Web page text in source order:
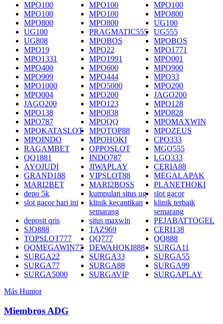
MPO100 MPO100
MPO100
MPO100
MPO100
MPO800
MPO800
MPO800
UG100
UG100
PRAGMATIC555
UG555
UG808
MPOBOS
MPOBOS
MPO19
MPO22
MPO1771
MPO1331
MPO1991
MPO001
MPO400
MPO600
MPO900
MPO909
MPO444
MPO33
MPO1000
MPO5000
MPO200
MPO004
MPO200
JAGO200
JAGO200
MPO123
MPO128
MPO138
MPO838
MPO828
MPO787
MPOQQ
MPOMAXWIN
MPOKATASLOT
MPOTOP88
MPOZEUS
MPOINDO
MPOHOKI
CPO333
RAGAMBET
OPPOSLOT
MGO555
QQ1881
INDO787
LGO333
AYOJUDI
JIWAPLAY
CERIA88
GRAND188
VIPSLOT88
MEGALAPAK
MARI2BET
MARI2BOSS
PLANETHOKI
depo 5k
kumpulan situs ug
slot gacor
slot gacor hari ini
klinik kecantikan
semarang
klinik terbaik
semarang
deposit qris
situs maxwin
PEJABATTOGEL
SJO888
TAZ969
CERI138
TOPSLOT777
QQ777
QQ888
QQMEGAWIN77
DEWAHOKI888
SURGA11
SURGA22
SURGA33
SURGA55
SURGA77
SURGA88
SURGA99
SURGA5000
SURGAVIP
SURGAPLAY
Más Humor
Miembros ADG